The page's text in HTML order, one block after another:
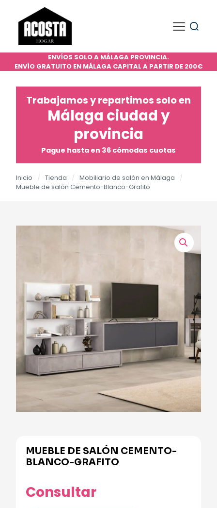
ENVÍOS SOLO A MÁLAGA PROVINCIA.
ENVÍO GRATUITO EN MÁLAGA CAPITAL A PARTIR DE 200€
Trabajamos y repartimos solo en
Málaga ciudad y
provincia
Pague hasta en 36 cómodas cuotas
Inicio / Tienda / Mobiliario de salón en Málaga
/
Mueble de salón Cemento-Blanco-Grafito
MUEBLE DE SALÓN CEMENTO-
BLANCO-GRAFITO
Consultar